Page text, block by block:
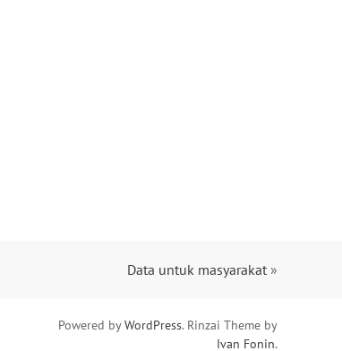
Data untuk masyarakat »
Powered byWordPress. Rinzai Theme by
Ivan Fonin.